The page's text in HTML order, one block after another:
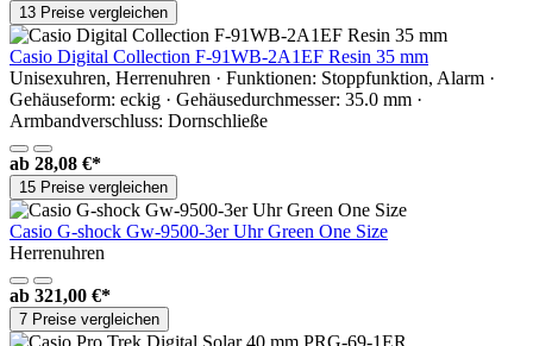
13 Preise vergleichen
Casio Digital Collection F-91WB-2A1EF Resin 35 mm
Unisexuhren, Herrenuhren · Funktionen: Stoppfunktion, Alarm ·
Gehäuseform: eckig · Gehäusedurchmesser: 35.0 mm ·
Armbandverschluss: Dornschließe
ab 28,08 €*
15 Preise vergleichen
Casio G-shock Gw-9500-3er Uhr Green One Size
Herrenuhren
ab 321,00 €*
7 Preise vergleichen